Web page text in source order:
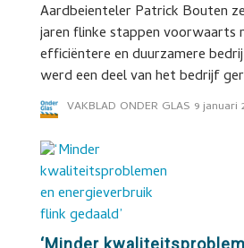
Aardbeienteler Patrick Bouten
jaren flinke stappen voorwaarts
efficiëntere en duurzamere
werd een deel van het bedrijf
VAKBLAD ONDER GLAS 9 januari
‘Minder